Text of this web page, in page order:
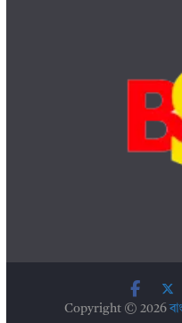
Copyright © 2026